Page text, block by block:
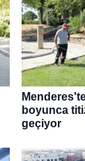
boyunca
geçiyor